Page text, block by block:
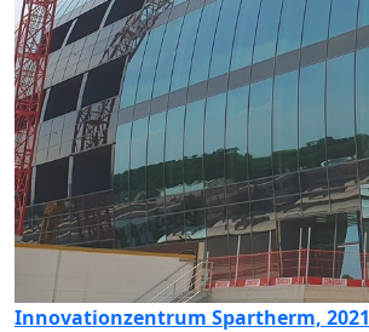
Innovationzentrum Spartherm, 2021